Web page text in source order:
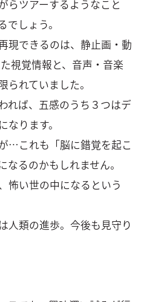
らツアーするようなこと
しょう。
現できるのは、静止画・動
視覚情報と、音声・音楽
られていました。
れば、五感のうち３つはデ
ります。
…これも「脳に錯覚を起こ
なるのかもしれません。
怖い世の中になるという
人類の進歩。今後も見守り